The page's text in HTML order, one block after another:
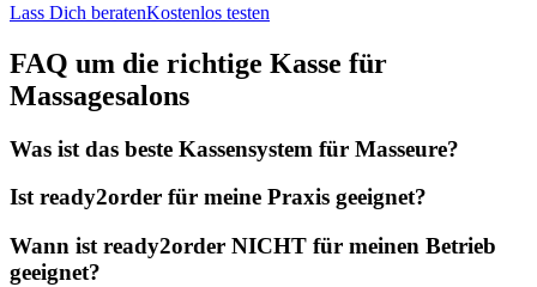
Lass Dich beratenKostenlos testen
FAQ um die richtige Kasse für
Massagesalons
Was ist das beste Kassensystem für Masseure?
Ist ready2order für meine Praxis geeignet?
Wann ist ready2order NICHT für meinen Betrieb
geeignet?